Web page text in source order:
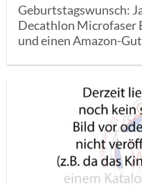
Geburtstagswunsch:
Decathlon Microfaser
und einen Amazon-